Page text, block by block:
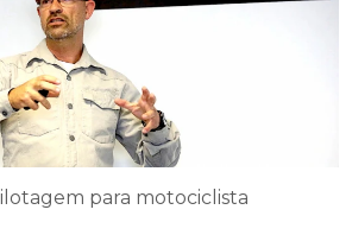
para motociclista